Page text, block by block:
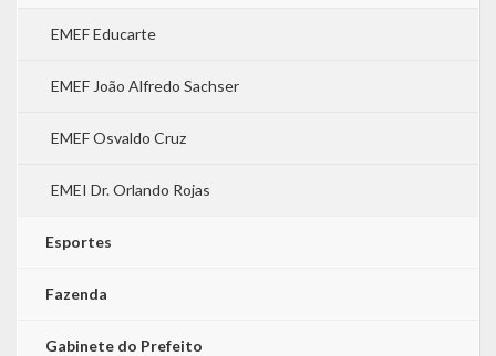
EMEF Educarte
EMEF João Alfredo Sachser
EMEF Osvaldo Cruz
EMEI Dr. Orlando Rojas
Esportes
Fazenda
Gabinete do Prefeito